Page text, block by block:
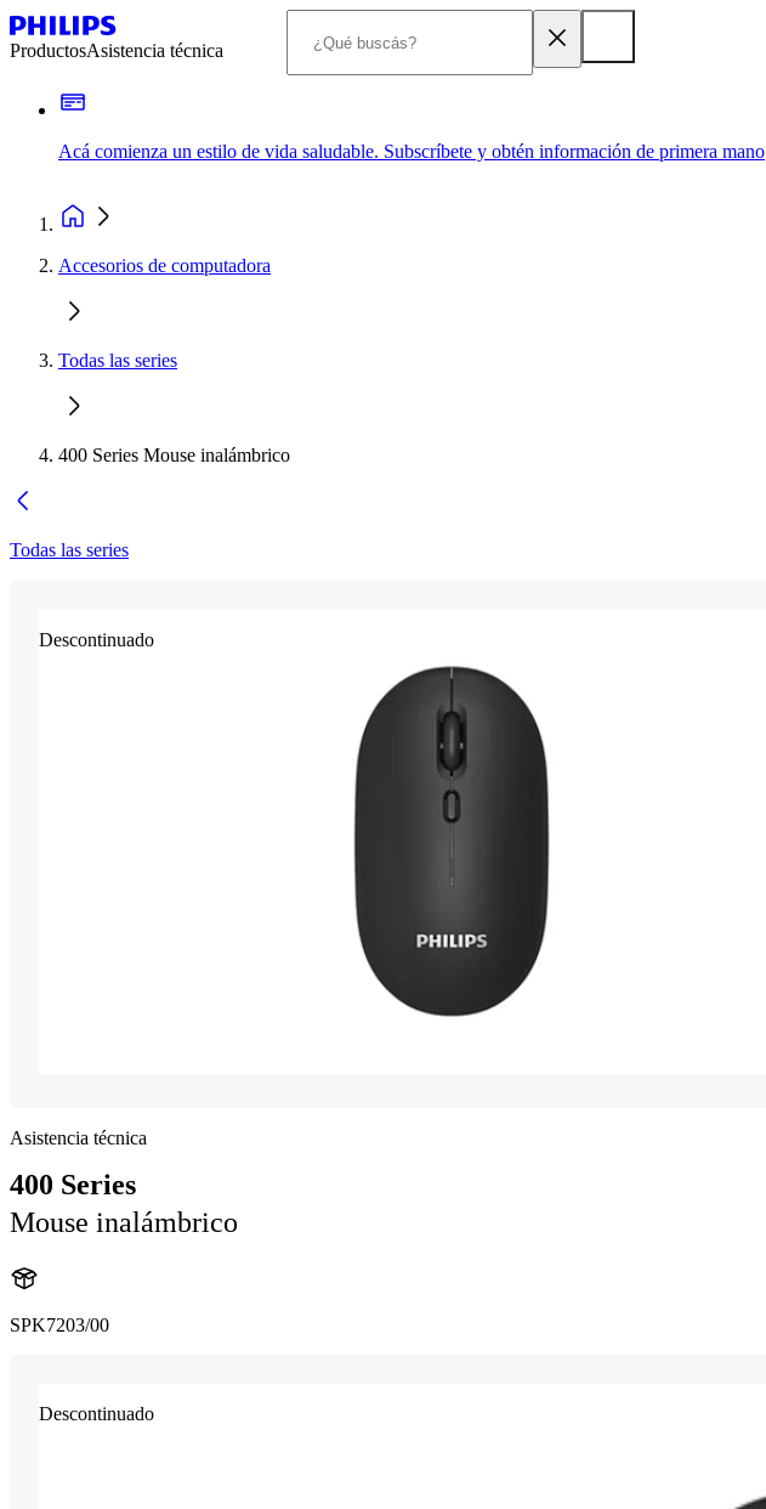
ProductosAsistencia técnica
Acá comienza un estilo de vida saludable. Subscríbete y obtén información de primera mano
Accesorios de computadora
Todas las series
400 Series Mouse inalámbrico
Todas las series
Descontinuado
Asistencia técnica
400 Series
Mouse inalámbrico
SPK7203/00
Descontinuado